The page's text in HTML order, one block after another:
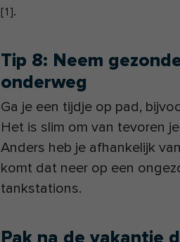
[1].
Tip 8: Neem
onderweg
Ga je een tijdje op pad,
Het is slim om van tevoren
Anders heb je afhankelijk
komt dat neer op een
tankstations.
Pak na de vakantie